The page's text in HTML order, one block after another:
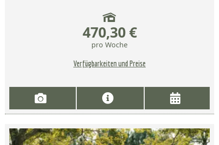
470,30 €
pro Woche
Verfügbarkeiten und Preise